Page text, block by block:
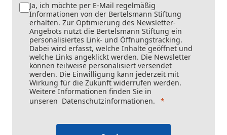
Ja, ich möchte per E-Mail regelmäßig
Informationen von der Bertelsmann Stiftung
erhalten. Zur Optimierung des Newsletter-
Angebots nutzt die Bertelsmann Stiftung ein
personalisiertes Link- und Öffnungstracking.
Dabei wird erfasst, welche Inhalte geöffnet und
welche Links angeklickt werden. Die Newsletter
können teilweise personalisiert versendet
werden. Die Einwilligung kann jederzeit mit
Wirkung für die Zukunft widerrufen werden.
Weitere Informationen finden Sie in
unseren Datenschutzinformationen.